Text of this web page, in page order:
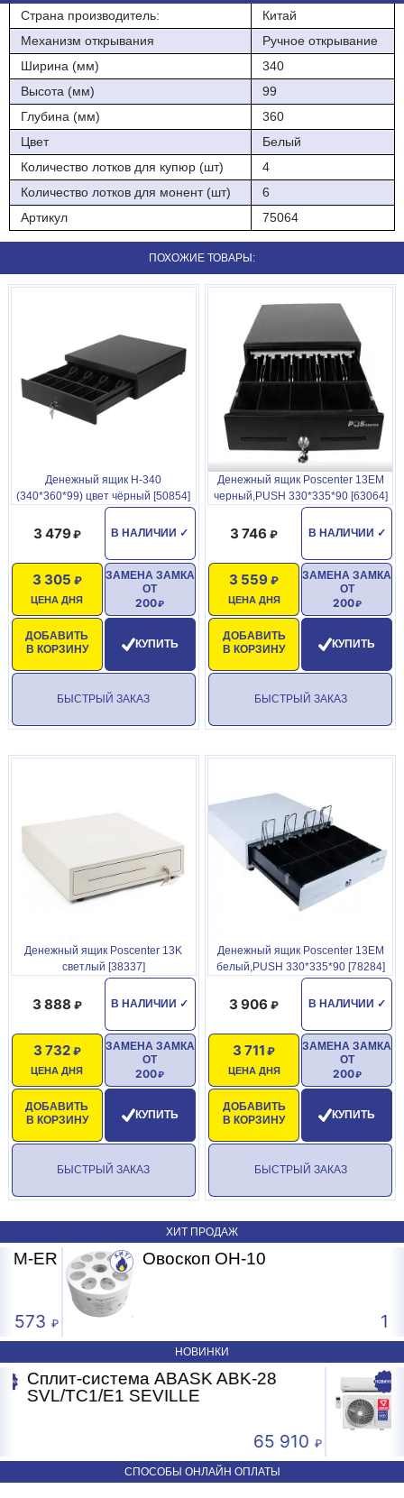
" Механический 3-х позиционный замок.
" Ролики из твёрдого пластика с подшипниками.
" Цвет - белый или чёрный.
Масса не более 2,8 кг
Страна производитель:
Китай
Механизм открывания
Ручное открывание
Ширина (мм)
340
Высота (мм)
99
Глубина (мм)
360
Цвет
Белый
Количество лотков для купюр (шт)
4
Количество лотков для монент (шт)
6
Артикул
75064
ПОХОЖИЕ ТОВАРЫ:
Денежный ящик H-340
(340*360*99) цвет чёрный [50854]
В НАЛИЧИИ ✓
3 479
ЦЕНА ДНЯ
3 305
ДОБАВИТЬ
В КОРЗИНУ
ЗАМЕНА ЗАМКА
ОТ
200
КУПИТЬ
БЫСТРЫЙ ЗАКАЗ
Денежный ящик Poscenter 13ЕМ
черный,PUSH 330*335*90 [63064]
В НАЛИЧИИ ✓
3 746
ЦЕНА ДНЯ
3 559
ДОБАВИТЬ
В КОРЗИНУ
ЗАМЕНА ЗАМКА
ОТ
200
КУПИТЬ
БЫСТРЫЙ ЗАКАЗ
Денежный ящик Poscenter 13K
светлый [38337]
В НАЛИЧИИ ✓
3 888
ЦЕНА ДНЯ
3 732
ДОБАВИТЬ
В КОРЗИНУ
ЗАМЕНА ЗАМКА
ОТ
200
КУПИТЬ
БЫСТРЫЙ ЗАКАЗ
Денежный ящик Poscenter 13ЕМ
белый,PUSH 330*335*90 [78284]
В НАЛИЧИИ ✓
3 906
ЦЕНА ДНЯ
3 711
ДОБАВИТЬ
В КОРЗИНУ
ЗАМЕНА ЗАМКА
ОТ
200
КУПИТЬ
БЫСТРЫЙ ЗАКАЗ
ХИТ ПРОДАЖ
Овоскоп ОН-10
НОВИНКИ
Сплит-система ABASK ABK-18
SVL/TC1/E1 SEVILLE
СПОСОБЫ ОНЛАЙН ОПЛАТЫ